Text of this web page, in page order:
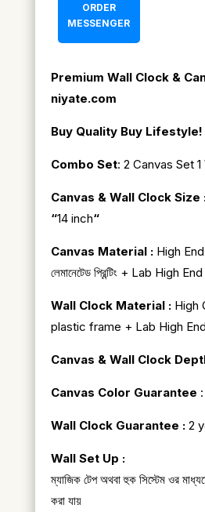
ORDER
MESSENGER
Premium Wall Clock &
niyate.com
Buy Quality Buy Lifestyle!
Combo Set: 2 Canvas Set
Canvas & Wall Clock Size
“14 inch“
Canvas Material : High
লেমানেটেড প্রিন্টিং + Lab High
Wall Clock Material : High
plastic frame + Lab High
Canvas & Wall Clock
Canvas Color Guarantee
Wall Clock Guarantee : 2
Wall Set Up :
ম্যাজিক টেপ অথবা হুক সিস্টেম ওর
করা যায়